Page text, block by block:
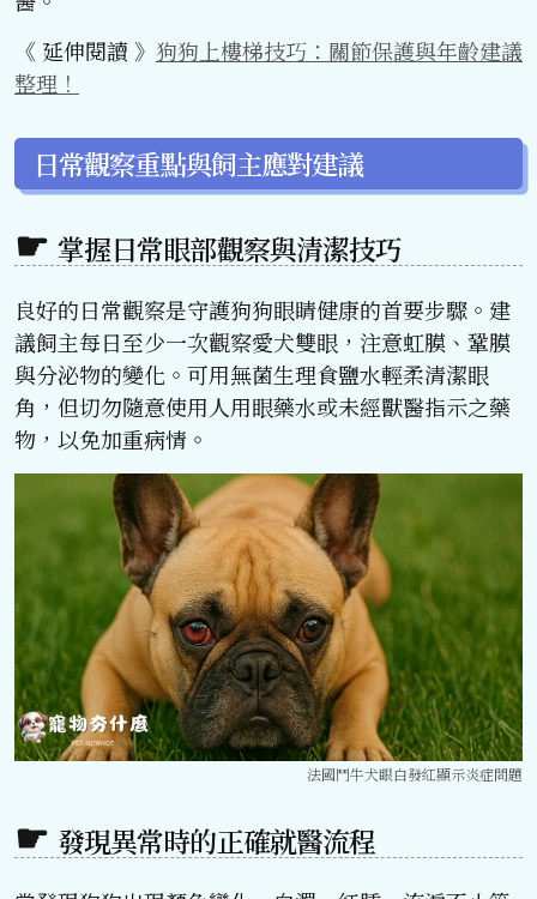
《 延伸閱讀 》 狗狗上樓梯技巧：關節保護與年齡建議
整理！
日常觀察重點與飼主應對建議
掌握日常眼部觀察與清潔技巧
良好的日常觀察是守護狗狗眼睛健康的首要步驟。建
議飼主每日至少一次觀察愛犬雙眼，注意虹膜、鞏膜
與分泌物的變化。可用無菌生理食鹽水輕柔清潔眼
角，但切勿隨意使用人用眼藥水或未經獸醫指示之藥
物，以免加重病情。
法國鬥牛犬眼白發紅顯示炎症問題
發現異常時的正確就醫流程